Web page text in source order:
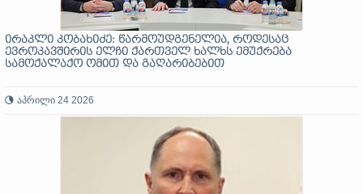
ირაკლი კობახიძე: წარმოუდგენელია, როდესაც
ევროკავშირის ელჩი ქართველ ხალხს ემუქრება
სამოქალაქო ომით და გაღარიბებით
აპრილი 24 2026